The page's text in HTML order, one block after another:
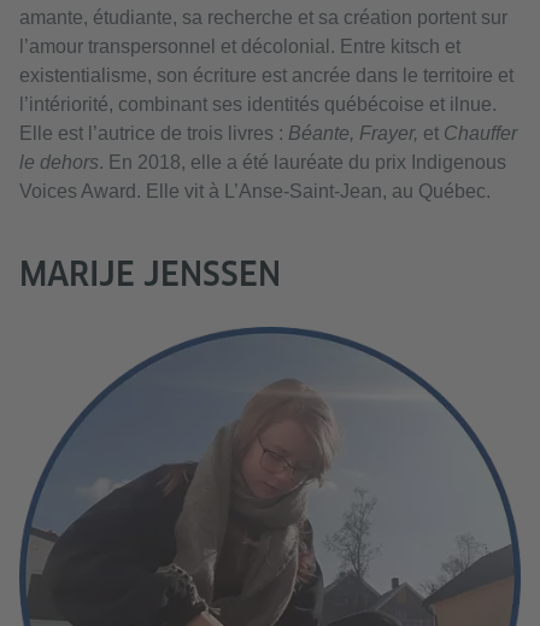
amante, étudiante, sa recherche et sa création portent sur
l’amour transpersonnel et décolonial. Entre kitsch et
existentialisme, son écriture est ancrée dans le territoire et
l’intériorité, combinant ses identités québécoise et ilnue.
Elle est l’autrice de trois livres : Béante, Frayer, et Chauffer
le dehors. En 2018, elle a été lauréate du prix Indigenous
Voices Award. Elle vit à L’Anse-Saint-Jean, au Québec.
MARIJE JENSSEN